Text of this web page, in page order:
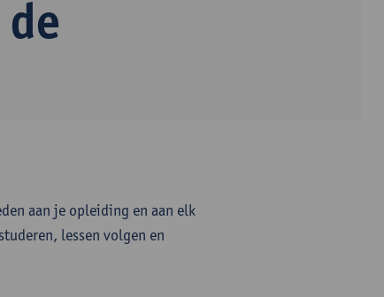
aan je opleiding en aan elk
lessen volgen en